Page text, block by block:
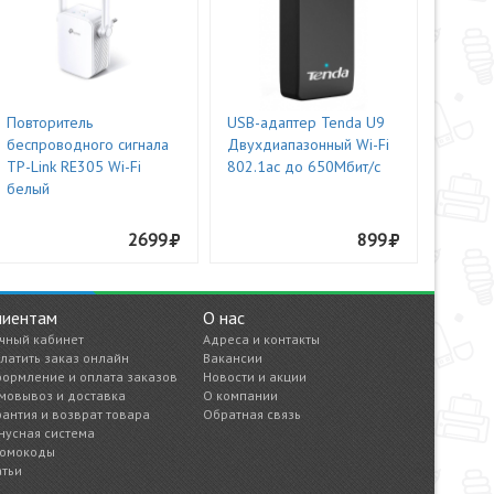
Повторитель
беспроводного сигнала
TP-Link RE305 Wi-Fi
белый
2699
USB-адаптер Tenda U9
Двухдиапазонный Wi-Fi
802.1ac до 650Мбит/с
899
кабинет
заказ онлайн
и оплата заказов
и доставка
и возврат товара
система
О нас
Адреса и контакты
Вакансии
Новости и акции
О компании
Обратная связь